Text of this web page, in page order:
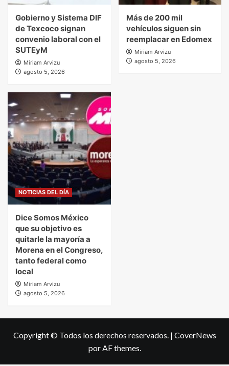
Gobierno y Sistema DIF
de Texcoco signan
convenio laboral con el
SUTEyM
Miriam Arvizu
agosto 5, 2026
Más de 200 mil
vehículos siguen sin
reemplacar en Edomex
Miriam Arvizu
agosto 5, 2026
NOTICIAS DEL DÍA
Dice Somos México
que su objetivo es
quitarle la mayoría a
Morena en el Congreso,
tanto federal como
local
Miriam Arvizu
agosto 5, 2026
Copyright © Todos los derechos reservados. | CoverNews
por AF themes.